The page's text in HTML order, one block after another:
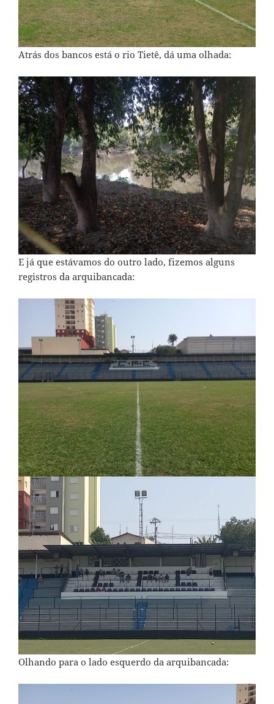
Atrás dos bancos está o rio Tietê, dá uma olhada:
E já que estávamos do outro lado, fizemos alguns
registros da arquibancada:
Olhando para o lado esquerdo da arquibancada: